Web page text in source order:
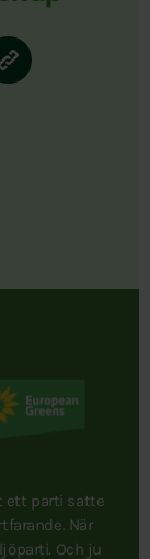
ett parti satte
När
Och ju